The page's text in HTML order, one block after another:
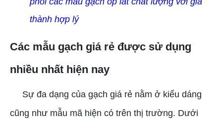
thành hợp lý
Các mẫu gạch giá rẻ được sử dụng
nhiều nhất hiện nay
Sự đa dạng của gạch giá rẻ nằm ở kiểu dáng
cũng như mẫu mã hiện có trên thị trường. Dưới